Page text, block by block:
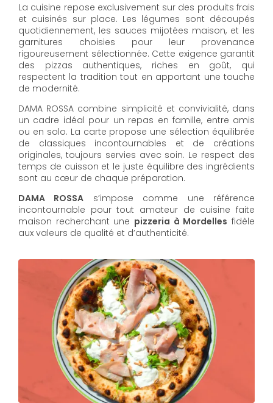
La cuisine repose exclusivement sur des produits frais
et cuisinés sur place. Les légumes sont découpés
quotidiennement, les sauces mijotées maison, et les
garnitures choisies pour leur provenance
rigoureusement sélectionnée. Cette exigence garantit
des pizzas authentiques, riches en goût, qui
respectent la tradition tout en apportant une touche
de modernité.
DAMA ROSSA combine simplicité et convivialité, dans
un cadre idéal pour un repas en famille, entre amis
ou en solo. La carte propose une sélection équilibrée
de classiques incontournables et de créations
originales, toujours servies avec soin. Le respect des
temps de cuisson et le juste équilibre des ingrédients
sont au cœur de chaque préparation.
DAMA ROSSA s’impose comme une référence
incontournable pour tout amateur de cuisine faite
maison recherchant une pizzeria à Mordelles fidèle
aux valeurs de qualité et d’authenticité.